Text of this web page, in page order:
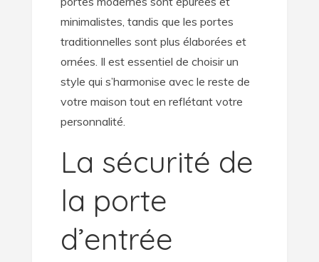
minimalistes, tandis que les portes
traditionnelles sont plus élaborées et
ornées. Il est essentiel de choisir un
style qui s’harmonise avec le reste de
votre maison tout en reflétant votre
personnalité.
La sécurité de
la porte
d’entrée